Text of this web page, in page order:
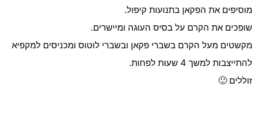
מוסיפים את הפקאן בתנועות קיפול.
שופכים את הקרם על בסיס העוגה ומיישרים.
מקשטים מעל הקרם בשברי פקאן ובשברי לוטוס ומכניסים למקפיא
להתייצבות למשך 4 שעות לפחות.
זוללים 🙂